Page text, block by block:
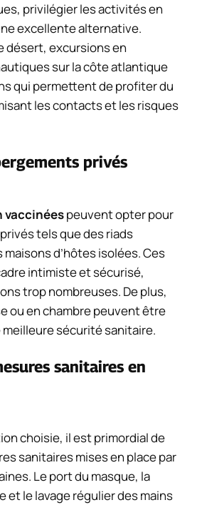
privilégier les activités en
excellente alternative.
désert, excursions en
sur la côte atlantique
qui permettent de profiter du
les contacts et les risques
privés
vaccinéespeuvent opter pour
tels que des riads
d’hôtes isolées. Ces
intimiste et sécurisé,
trop nombreuses. De plus,
ou en chambre peuvent être
sécurité sanitaire.
sanitaires en
choisie, il est primordial de
sanitaires mises en place par
Le port du masque, la
et le lavage régulier des mains